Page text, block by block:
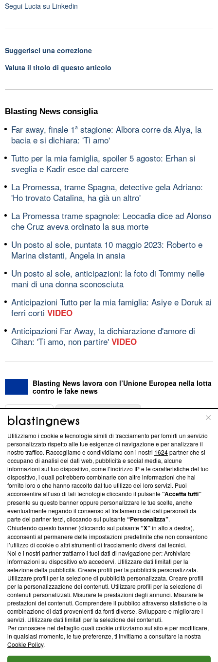
Segui Lucia su Linkedin
Suggerisci una correzione
Valuta il titolo di questo articolo
Blasting News consiglia
Far away, finale 1ª stagione: Albora corre da Alya, la
bacia e si dichiara: 'Ti amo'
Tutto per la mia famiglia, spoiler 5 agosto: Erhan si
sveglia e Kadir esce dal carcere
La Promessa, trame Spagna, detective gela Adriano:
'Ho trovato Catalina, ha già un altro'
La Promessa trame spagnole: Leocadia dice ad Alonso
che Cruz aveva ordinato la sua morte
Un posto al sole, puntata 10 maggio 2023: Roberto e
Marina distanti, Angela in ansia
Un posto al sole, anticipazioni: la foto di Tommy nelle
mani di una donna sconosciuta
Anticipazioni Tutto per la mia famiglia: Asiye e Doruk ai
ferri corti VIDEO
Anticipazioni Far Away, la dichiarazione d'amore di
Cihan: 'Ti amo, non partire' VIDEO
Blasting News lavora con l’Unione Europea nella lotta
contro le fake news
ABOUT
Questa sezione offre informazioni trasparenti su Blasting
News, sui nostri processi editoriali e su come ci impegniamo a
creare news di qualità. Inoltre, afferma la nostra aderenza a
‘Trust Project - News with Integrity’Blasting News non è
ancora membro del programma, ma ha richiesto di farne
parte; Trust Project non ha ancora effettuato una verifica di
conformità agli standard.
Su di noi
Team editoriale
Corporate
Redazione
Informativa Privacy
Cookie Policy
Blasting SA, IDI CHE-247.845.224, Via Carlo Frasca, 3 - 6900
Lugano (Svizzera) Tel:+39 0690258937
© 2026 Blasting News
Utilizziamo i cookie e tecnologie simili di tracciamento per fornirti un servizio
personalizzato rispetto alle tue esigenze di navigazione e per analizzare il
nostro traffico. Raccogliamo e condividiamo con i nostri 1624partner che si
occupano di analisi dei dati web, pubblicità e social media, alcune
informazioni sul tuo dispositivo, come l’indirizzo IP e le caratteristiche del tuo
dispositivo, i quali potrebbero combinarle con altre informazioni che hai
fornito loro o che hanno raccolto dal tuo utilizzo dei loro servizi. Puoi
acconsentire all’uso di tali tecnologie cliccando il pulsante“Accetta tutti”
presente su questo banner oppure personalizzare le tue scelte, anche
eventualmente negando il consenso al trattamento dei dati personali da
parte dei partner terzi, cliccando sul pulsante“Personalizza”.
Chiudendo questo banner (cliccando sul pulsante“X”in alto a destra),
acconsenti al permanere delle impostazioni predefinite che non consentono
l’utilizzo di cookie o altri strumenti di tracciamento diversi dai tecnici.
Noi e i nostri partner trattiamo i tuoi dati di navigazione per: Archiviare
informazioni su dispositivo e/o accedervi. Utilizzare dati limitati per la
selezione della pubblicità. Creare profili per la pubblicità personalizzata.
Utilizzare profili per la selezione di pubblicità personalizzata. Creare profili
per la personalizzazione dei contenuti. Utilizzare profili per la selezione di
contenuti personalizzati. Misurare le prestazioni degli annunci. Misurare le
prestazioni dei contenuti. Comprendere il pubblico attraverso statistiche o la
combinazione di dati provenienti da fonti diverse. Sviluppare e migliorare i
servizi. Utilizzare dati limitati per la selezione dei contenuti.
Per conoscere nel dettaglio quali cookie utilizziamo sul sito e per modificare,
in qualsiasi momento, le tue preferenze, ti invitiamo a consultare la nostra
Cookie Policy.